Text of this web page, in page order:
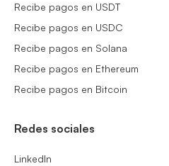
Recibe pagos en USDT
Recibe pagos en USDC
Recibe pagos en Solana
Recibe pagos en Ethereum
Recibe pagos en Bitcoin
Redes sociales
LinkedIn